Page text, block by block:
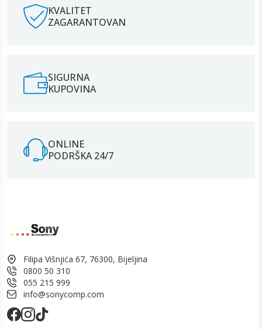
KVALITET
ZAGARANTOVAN
SIGURNA
KUPOVINA
ONLINE
PODRŠKA 24/7
Filipa Višnjića 67, 76300, Bijeljina
0800 50 310
055 215 999
info@sonycomp.com